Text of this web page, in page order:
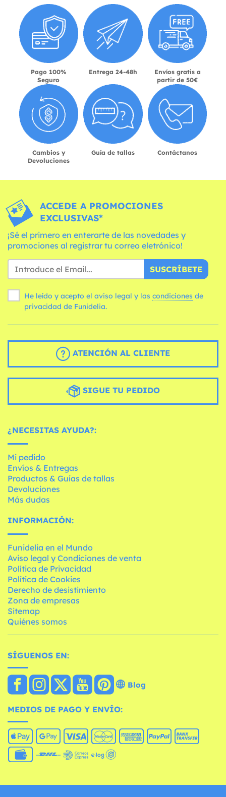
Pago 100%
Seguro
Entrega 24-48h
Envíos gratis a
partir de 50€
Cambios y
Devoluciones
Guía de tallas Contáctanos
ACCEDE A PROMOCIONES
EXCLUSIVAS*
¡Sé el primero en enterarte de las novedades y
promociones al registrar tu correo eletrónico!
SUSCRÍBETE
He leído y acepto el aviso legal y las condiciones
privacidad de Funidelia.
ATENCIÓN AL CLIENTE
SIGUE TU PEDIDO
¿NECESITAS AYUDA?:
Mi pedido
Envíos & Entregas
Productos & Guías de tallas
Devoluciones
Más dudas
INFORMACIÓN:
Funidelia en el Mundo
Aviso legal y Condiciones de venta
Política de Privacidad
Política de Cookies
Derecho de desistimiento
Zona de empresas
Sitemap
Quiénes somos
SÍGUENOS EN:
Blog
MEDIOS DE PAGO Y ENVÍO: